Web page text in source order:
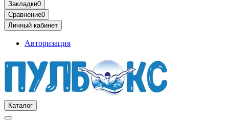
Закладки0
Сравнение0
Личный кабинет
Авторизация
Каталог